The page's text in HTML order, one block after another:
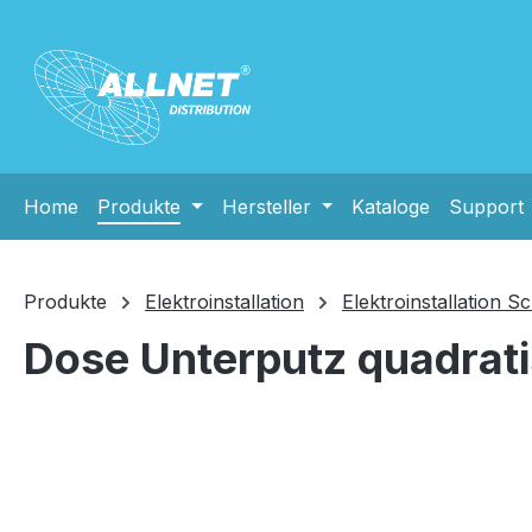
Home Produkte Hersteller Kataloge Support
Produkte Elektroinstallation Elektroinstallation
Dose Unterputz